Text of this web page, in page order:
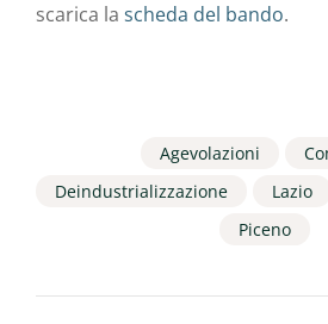
scarica la scheda del bando.
Agevolazioni
Deindustrializzazione
Lazio
Piceno